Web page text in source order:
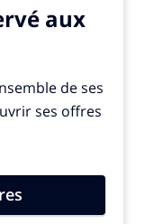
, l’une des
et une
lisait, les
Story-telling
» (Salut grand-
morte ».